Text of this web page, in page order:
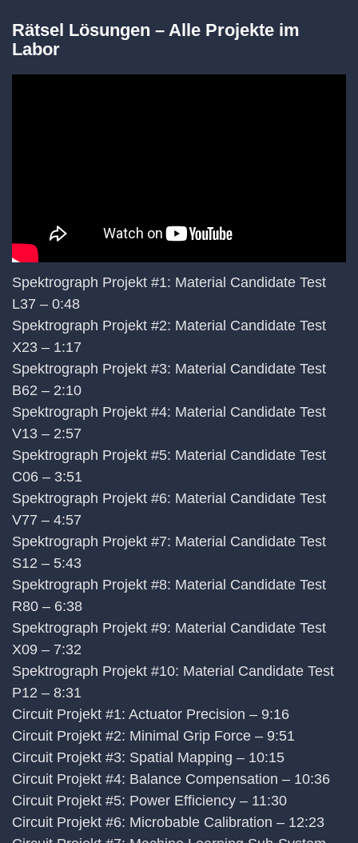
Rätsel Lösungen – Alle Projekte im
Labor
Spektrograph Projekt #1: Material Candidate Test
L37 – 0:48
Spektrograph Projekt #2: Material Candidate Test
X23 – 1:17
Spektrograph Projekt #3: Material Candidate Test
B62 – 2:10
Spektrograph Projekt #4: Material Candidate Test
V13 – 2:57
Spektrograph Projekt #5: Material Candidate Test
C06 – 3:51
Spektrograph Projekt #6: Material Candidate Test
V77 – 4:57
Spektrograph Projekt #7: Material Candidate Test
S12 – 5:43
Spektrograph Projekt #8: Material Candidate Test
R80 – 6:38
Spektrograph Projekt #9: Material Candidate Test
X09 – 7:32
Spektrograph Projekt #10: Material Candidate Test
P12 – 8:31
Circuit Projekt #1: Actuator Precision – 9:16
Circuit Projekt #2: Minimal Grip Force – 9:51
Circuit Projekt #3: Spatial Mapping – 10:15
Circuit Projekt #4: Balance Compensation – 10:36
Circuit Projekt #5: Power Efficiency – 11:30
Circuit Projekt #6: Microbable Calibration – 12:23